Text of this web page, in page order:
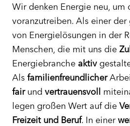
Wir denken Energie neu, um
voranzutreiben. Als einer
von Energielösungen in der
Menschen, die mit uns die
Energiebranche aktiv
Als familienfreundlicher
fairund vertrauensvoll
legen großen Wert auf die
Freizeit und Beruf. In einer